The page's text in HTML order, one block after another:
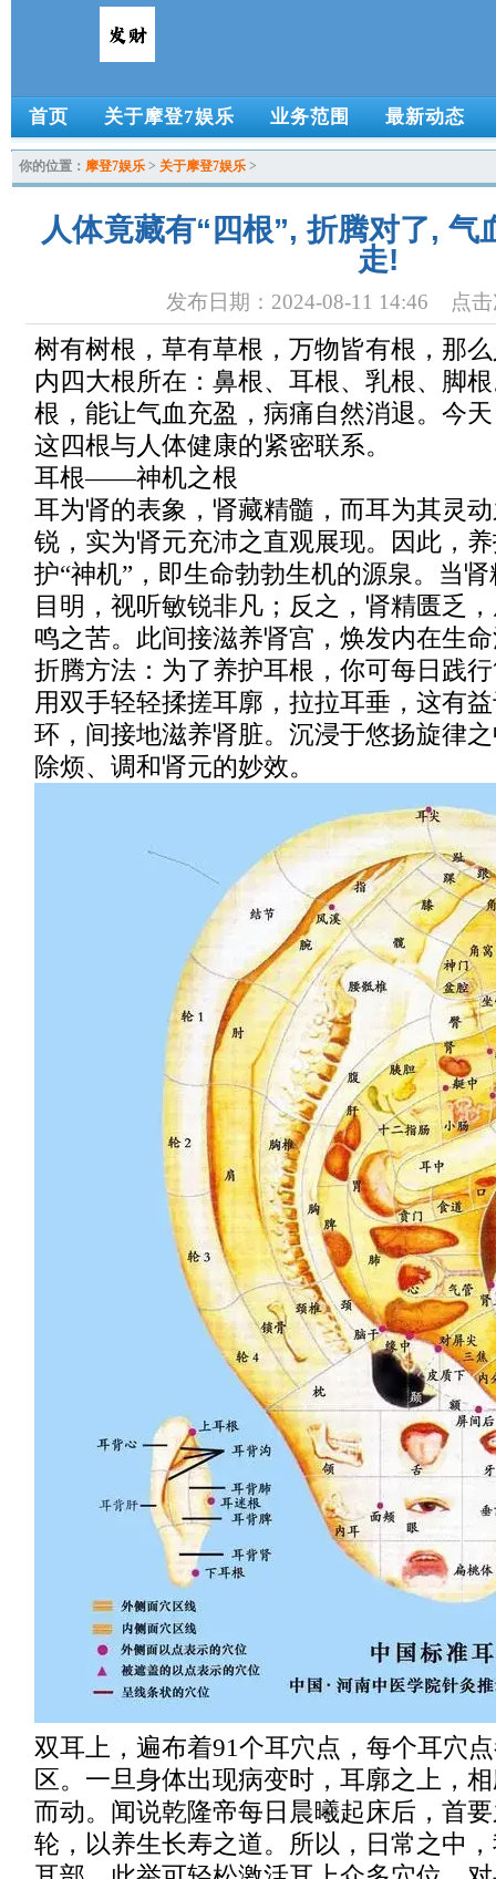
首页 关于摩登7娱乐 业务范围 最新动态
你的位置： 摩登7娱乐 > 关于摩登7娱乐 >
人体竟藏有“四根”, 折腾对了, 气
走!
发布日期：2024-08-11 14:46 点击
树有树根，草有草根，万物皆有根，那
内四大根所在：鼻根、耳根、乳根、脚
根，能让气血充盈，病痛自然消退。今
这四根与人体健康的紧密联系。
耳根——神机之根
耳为肾的表象，肾藏精髓，而耳为其灵
锐，实为肾元充沛之直观展现。因此，
护“神机”，即生命勃勃生机的源泉。当
目明，视听敏锐非凡；反之，肾精匮乏
鸣之苦。此间接滋养肾宫，焕发内在生
折腾方法：为了养护耳根，你可每日践
用双手轻轻揉搓耳廓，拉拉耳垂，这有
环，间接地滋养肾脏。沉浸于悠扬旋律
除烦、调和肾元的妙效。
双耳上，遍布着91个耳穴点，每个耳穴
区。一旦身体出现病变时，耳廓之上，
而动。闻说乾隆帝每日晨曦起床后，首
轮，以养生长寿之道。所以，日常之中